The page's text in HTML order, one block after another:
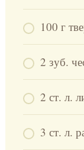
100 г
2 зуб.
2 ст. л.
3 ст. л.